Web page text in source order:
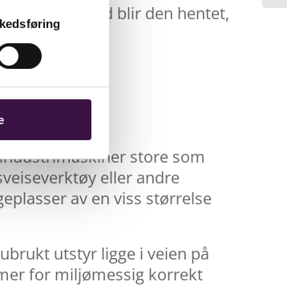
Til avtalt tid blir den hentet,
store som
eller andre
av en viss størrelse
utstyr ligge i veien på
for miljømessig korrekt